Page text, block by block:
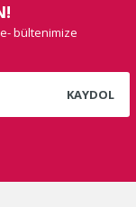
bültenimize
KAYDOL